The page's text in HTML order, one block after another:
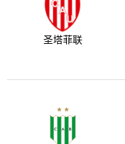
圣塔菲联